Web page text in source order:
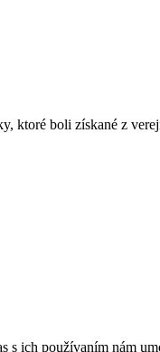
ktoré boli získané z
ich používaním nám